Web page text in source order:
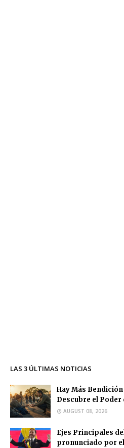
LAS 3 ÚLTIMAS NOTICIAS
Hay Más
Descubre el Poder
AUGUST 08, 2026
Ejes Principales
pronunciado por